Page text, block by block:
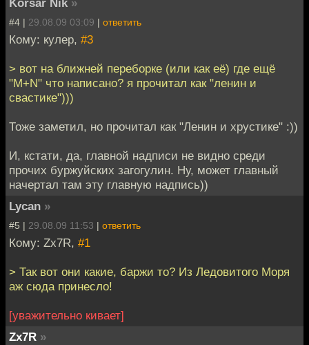
#4 | 29.08.09 03:09 | ответить
Кому: кулер, #3
> вот на ближней переборке (или как её) где ещё
"M+N" что написано? я прочитал как "ленин и
свастике")))
Тоже заметил, но прочитал как "Ленин и хрустике" :))
И, кстати, да, главной надписи не видно среди
прочих буржуйских загогулин. Ну, может главный
начертал там эту главную надпись))
Lycan »
#5 | 29.08.09 11:53 | ответить
Кому: Zx7R, #1
> Так вот они какие, баржи то? Из Ледовитого Моря
аж сюда принесло!
[уважительно кивает]
Zx7R »